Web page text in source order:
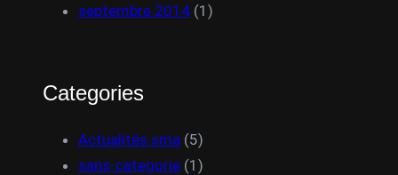
septembre 2014 (1)
Categories
Actualités sma (5)
sans-categorie (1)